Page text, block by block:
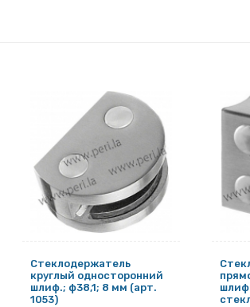
Стеклодержатель
круглый односторонний
шлиф.; ф38,1; 8 мм (арт.
1053)